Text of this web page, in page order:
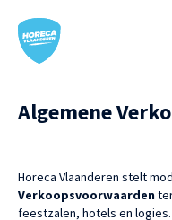
Algemene
Horeca Vlaanderen stelt
Verkoopsvoorwaarden
feestzalen, hotels en